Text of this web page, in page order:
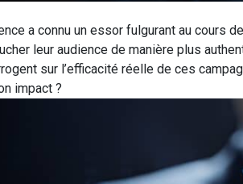
a connu un essor fulgurant au
leur audience de manière plus
sur l’efficacité réelle de ces
impact ?